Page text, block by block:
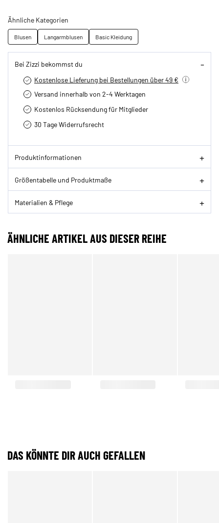
Ähnliche Kategorien
Blusen Langarmblusen Basic Kleidung
Bei Zizzi bekommst du
Kostenlose Lieferung bei Bestellungen über 49 €
Versand innerhalb von 2-4 Werktagen
Kostenlos Rücksendung für Mitglieder
30 Tage Widerrufsrecht
Produktinformationen
Größentabelle und Produktmaße
Materialien & Pflege
ÄHNLICHE ARTIKEL AUS DIESER REIHE
DAS KÖNNTE DIR AUCH GEFALLEN